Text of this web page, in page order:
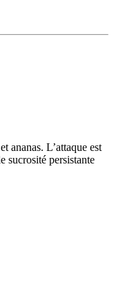
ananas. L’attaque est
sucrosité persistante